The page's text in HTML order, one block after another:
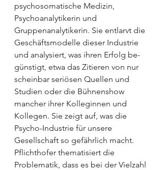
psychosomatische Medizin,
Psychoanalytikerin und
Gruppenanalytikerin. Sie ent­larvt die
Geschäftsmodelle dieser Industrie
und analysiert, was ihren Erfolg be­
güns­tigt, etwa das Zitieren von nur
scheinbar seriösen Quellen und
Studien oder die Bühnenshow
mancher ihrer Kolleginnen und
Kollegen. Sie zeigt auf, was die
Psycho-Industrie für unsere
Gesellschaft so gefährlich macht.
Pflichthofer thematisiert die
Problematik, dass es bei der Vielzahl